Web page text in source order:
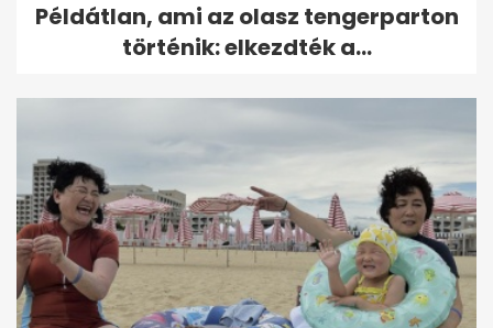
Példátlan, ami az olasz tengerparton
történik: elkezdték a...